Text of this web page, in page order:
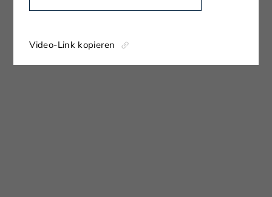
Video-Link kopieren